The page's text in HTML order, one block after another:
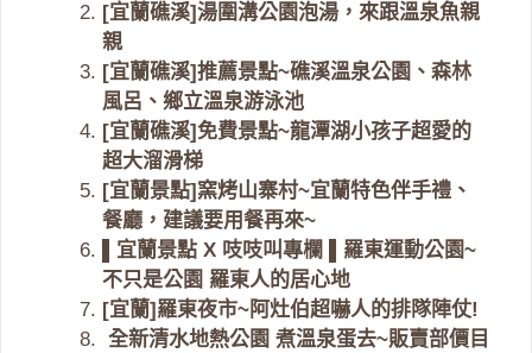
[宜蘭礁溪]湯圍溝公園泡湯，來跟溫泉魚親
親
[宜蘭礁溪]推薦景點~礁溪溫泉公園、森林
風呂、鄉立溫泉游泳池
[宜蘭礁溪]免費景點~龍潭湖小孩子超愛的
超大溜滑梯
[宜蘭景點]窯烤山寨村~宜蘭特色伴手禮、
餐廳，建議要用餐再來~
▌宜蘭景點 X 吱吱叫專欄 ▌羅東運動公園~
不只是公園 羅東人的居心地
[宜蘭]羅東夜市~阿灶伯超嚇人的排隊陣仗!
全新清水地熱公園 煮溫泉蛋去~販賣部價目